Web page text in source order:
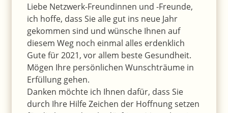
Liebe Netzwerk-Freundinnen und -Freunde,
ich hoffe, dass Sie alle gut ins neue Jahr
gekommen sind und wünsche Ihnen auf
diesem Weg noch einmal alles erdenklich
Gute für 2021, vor allem beste Gesundheit.
Mögen Ihre persönlichen Wunschträume in
Erfüllung gehen.
Danken möchte ich Ihnen dafür, dass Sie
durch Ihre Hilfe Zeichen der Hoffnung setzen